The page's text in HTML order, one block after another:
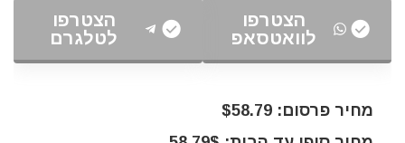
הצטרפו
לוואטסאפ
הצטרפו
לטלגרם
מחיר פרסום: $58.79